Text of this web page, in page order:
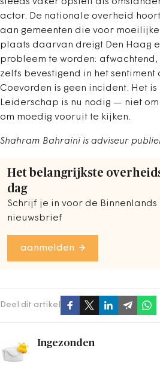
actor. De nationale overheid
aan gemeenten die voor
plaats daarvan dreigt Den Haag
probleem te worden:
zelfs bevestigend in het sentiment
Coevorden is geen incident. Het is
Leiderschap is nu nodig — niet
om moedig vooruit te kijken.
Shahram Bahraini is adviseur
Het belangrijkste
dag
Schrijf je in voor de Binnenlands
nieuwsbrief
aanmelden
Deel dit artikel
Ingezonden